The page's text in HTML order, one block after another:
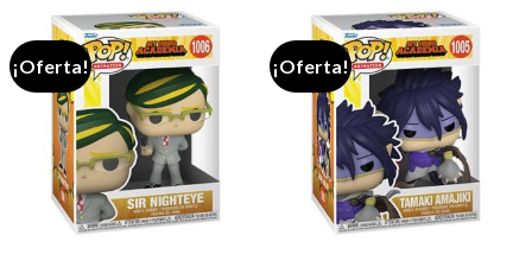
$10,990.$7,990.
¡Oferta! ¡Oferta!